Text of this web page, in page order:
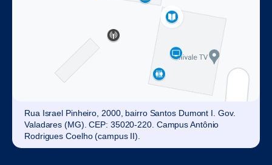
Rua Israel Pinheiro, 2000, bairro Santos Dumont I. Gov.
Valadares (MG). CEP: 35020-220. Campus Antônio
Rodrigues Coelho (campus II).